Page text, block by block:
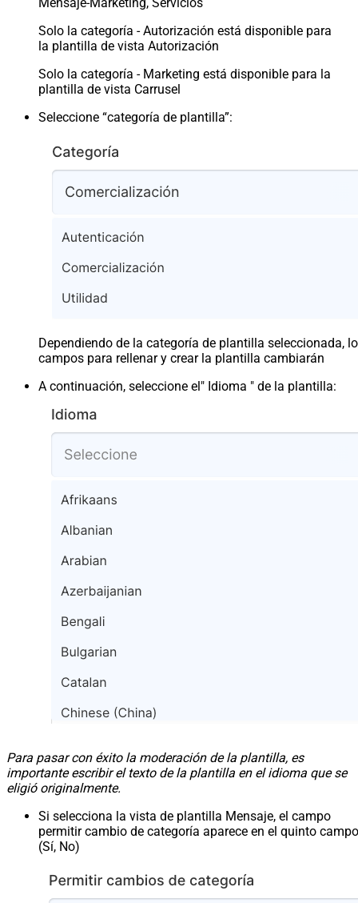
Mensaje-Marketing, Servicios
Solo la categoría - Autorización está disponible para
la plantilla de vista Autorización
Solo la categoría - Marketing está disponible para la
plantilla de vista Carrusel
Seleccione “categoría de plantilla”:
Dependiendo de la categoría de plantilla seleccionada,
campos para rellenar y crear la plantilla cambiarán
A continuación, seleccione el" Idioma " de la plantilla:
Para pasar con éxito la moderación de la plantilla, es
importante escribir el texto de la plantilla en el idioma que se
eligió originalmente.
Si selecciona la vista de plantilla Mensaje, el campo
permitir cambio de categoría aparece en el quinto campo
(Sí, No)